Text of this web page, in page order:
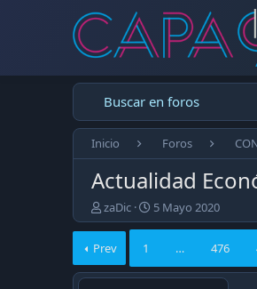
Buscar en foros
Inicio Foros
Actualidad
E
m
e
z
zaDic
F
e
a
5 Mayo 2020
Prev 1 … 476